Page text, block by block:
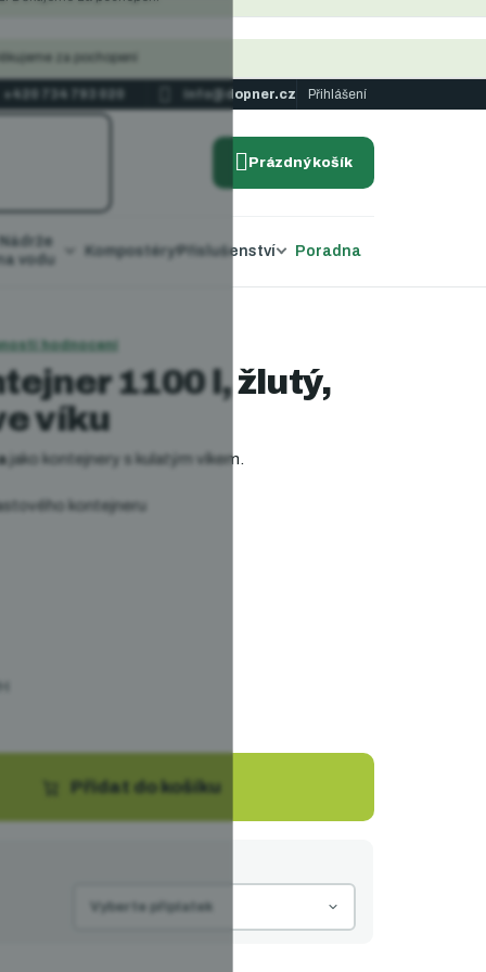
za pochopení
+420 734 793 020 info@dopner.cz Přihlášení
NÁKUPNÍ
Prázdný košík
Nádrže
na vodu
KompostéryPříslušenství Poradna
1100 l, žlutý,
víku
hodnocení
jako kontejnery s kulatým víkem.
kontejneru
Vyberte příplatek
Přidat do košíku